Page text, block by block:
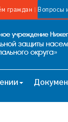
граждан Вопросы